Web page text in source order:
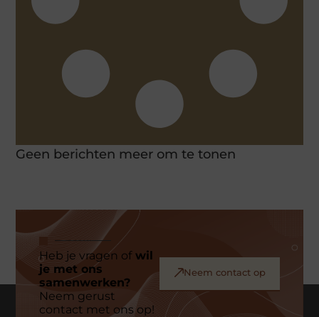
Geen berichten meer om te tonen
Heb je vragen ofwil
je met ons
samenwerken?
Neem gerust
contact met ons op!
Neem contact op